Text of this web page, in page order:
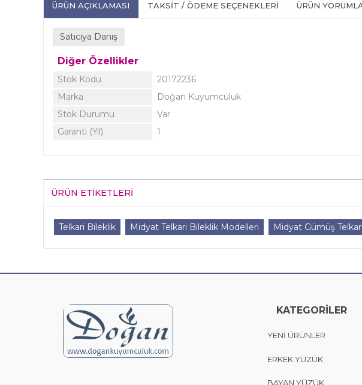
ÜRÜN AÇIKLAMASI TAKSIT / ÖDEME SEÇENEKLERI ÜRÜN
Satıcıya Danış
Diğer Özellikler
Stok Kodu
20172236
Marka
Doğan Kuyumculuk
Stok Durumu
Var
Garanti (Yıl)
1
ÜRÜN ETIKETLERI
Telkari Bileklik Midyat Telkari Bileklik Modelleri Midyat Gümüş
KATEGORİLER
YENİ ÜRÜNLER
ERKEK YÜZÜK
BAYAN YÜZÜK